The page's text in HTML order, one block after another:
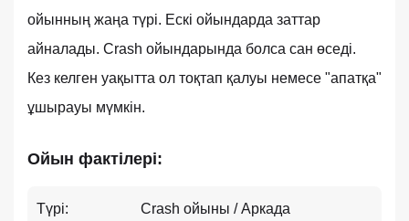
ойынның жаңа түрі. Ескі ойындарда заттар
айналады. Crash ойындарында болса сан өседі.
Кез келген уақытта ол тоқтап қалуы немесе "апатқа"
ұшырауы мүмкін.
Ойын фактілері:
Түрі: Crash ойыны / Аркада